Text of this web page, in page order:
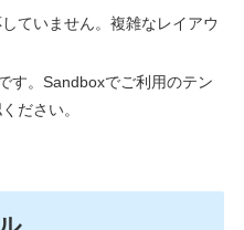
ていません。複雑なレイアウ
す。Sandboxでご利用のテン
ださい。